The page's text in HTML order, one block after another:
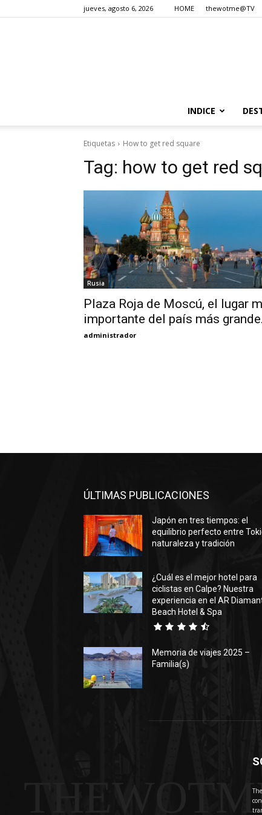
jueves, agosto 6, 2026 HOME thewotme@TV
INDICE
Etiquetas How to get red square
Tag: how to get red
Rusia
Plaza Roja de Moscú, el lugar
importante del país más grande.
administrador
ÚLTIMAS PUBLICACIONES
Japón en tres tiempos: el
equilibrio perfecto entre
naturaleza y tradición
¿Cuál es el mejor hotel para
ciclistas en Calpe? Nuestra
experiencia en el AR
Beach Hotel & Spa
Memoria de viajes 2025 –
Familia(s)